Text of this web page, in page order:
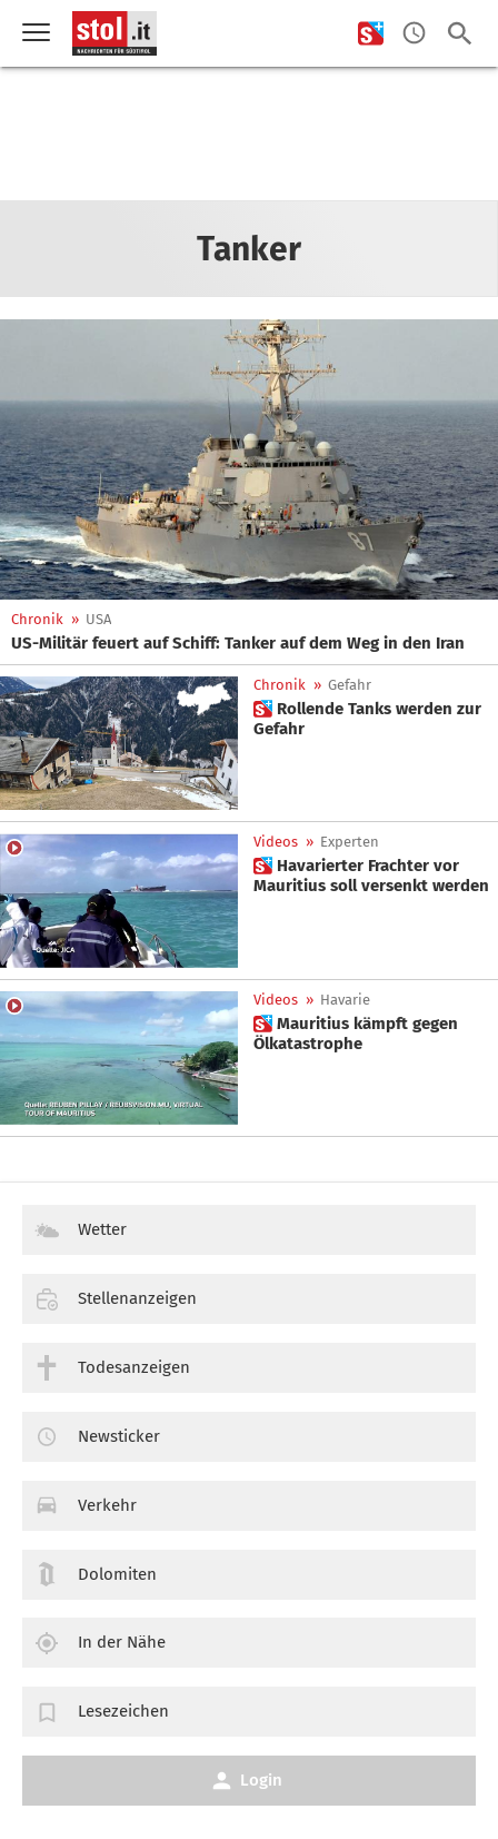
Tanker
Chronik » USA
US-Militär feuert auf Schiff: Tanker auf dem Weg in den Iran
Chronik » Gefahr
 Rollende Tanks werden zur
Gefahr
Videos » Experten
 Havarierter Frachter vor
Mauritius soll versenkt werden
Videos » Havarie
 Mauritius kämpft gegen
Ölkatastrophe
Wetter
Stellenanzeigen
Todesanzeigen
Newsticker
Verkehr
Dolomiten
In der Nähe
Lesezeichen
Login